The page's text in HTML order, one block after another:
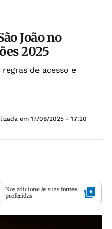
João no
2025
de acesso e
em 17/06/2025 - 17:20
Nos adicione às suas fontes
preferidas